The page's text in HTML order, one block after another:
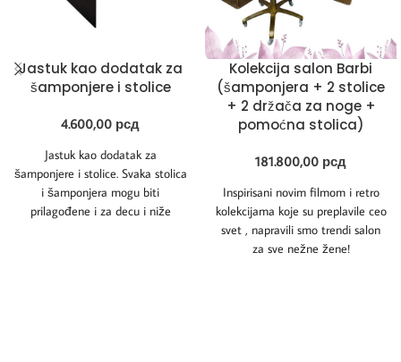
Jastuk kao dodatak za
šamponjere i stolice
4.600,00 рсд
Jastuk kao dodatak za
šamponjere i stolice. Svaka stolica
i šamponjera mogu biti
prilagođene i za decu i niže
Kolekcija salon Barbi
(šamponjera + 2 stolice
+ 2 držača za noge +
pomoćna stolica)
181.800,00 рсд
Inspirisani novim filmom i retro
kolekcijama koje su preplavile ceo
svet , napravili smo trendi salon
za sve nežne žene!